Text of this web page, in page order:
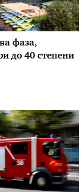
фаза,
до 40 степени